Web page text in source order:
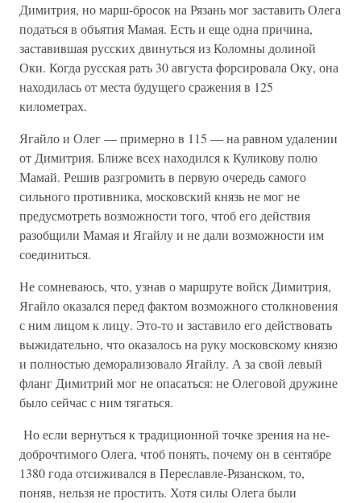
Димитрия, но марш-бросок на Рязань мог заставить Олега
податься в объятия Мамая. Есть и еще одна причина,
заставившая русских двинуться из Коломны долиной
Оки. Когда русская рать 30 августа форсировала Оку, она
находилась от места будущего сражения в 125
километрах.
Ягайло и Олег — примерно в 115 — на равном удалении
от Димитрия. Ближе всех находился к Куликову полю
Мамай. Решив разгромить в первую очередь самого
сильного противника, московский князь не мог не
предусмотреть возможности того, чтоб его действия
разобщили Мамая и Ягайлу и не дали возможности им
соединиться.
Не сомневаюсь, что, узнав о маршруте войск Димитрия,
Ягайло оказался перед фактом возможного столкновения
с ним лицом к лицу. Это-то и заставило его действовать
выжидательно, что оказалось на руку московскому князю
и полностью деморализовало Ягайлу. А за свой левый
фланг Димитрий мог не опасаться: не Олеговой дружине
было сейчас с ним тягаться.
Но если вернуться к традиционной точке зрения на не-
доброчтимого Олега, чтоб понять, почему он в сентябре
1380 года отсиживался в Переславле-Рязанском, то,
поняв, нельзя не простить. Хотя силы Олега были